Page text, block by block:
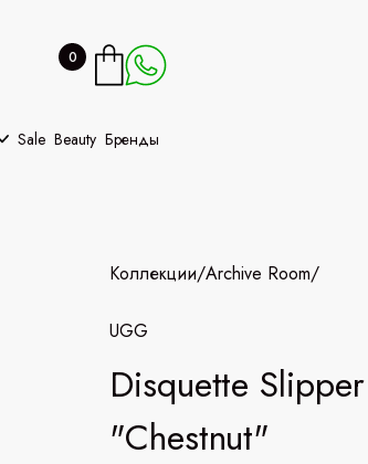
0
Sale Beauty Бренды
Коллекции/Archive Room/
UGG
Disquette
"Chestnut"